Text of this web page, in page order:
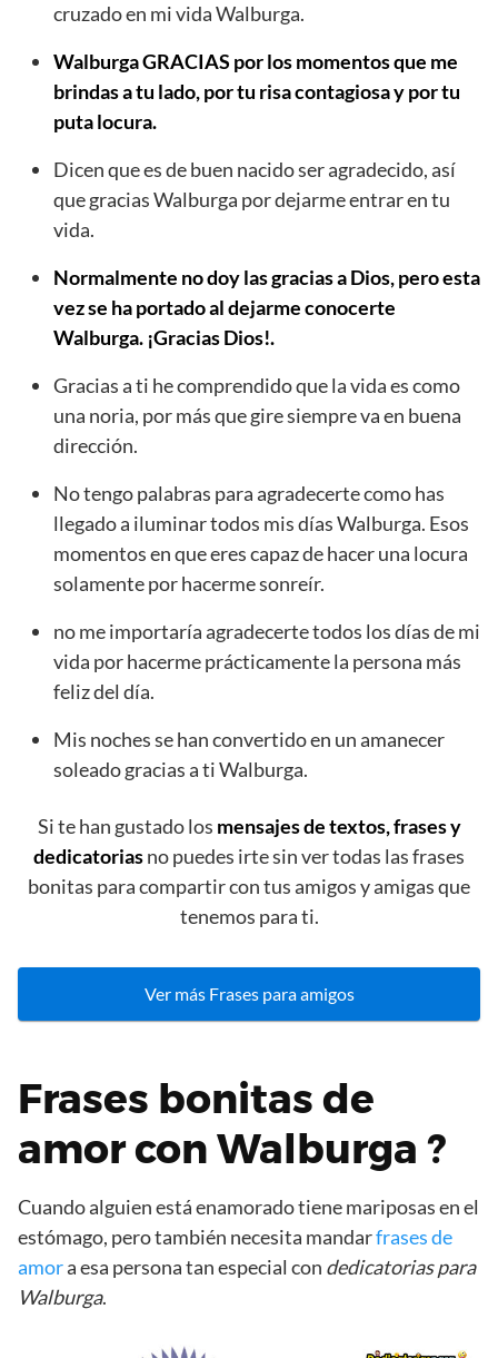
cruzado en mi vida Walburga.
Walburga GRACIAS por los momentos que me
brindas a tu lado, por tu risa contagiosa y por tu
puta locura.
Dicen que es de buen nacido ser agradecido, así
que gracias Walburga por dejarme entrar en tu
vida.
Normalmente no doy las gracias a Dios, pero esta
vez se ha portado al dejarme conocerte
Walburga. ¡Gracias Dios!.
Gracias a ti he comprendido que la vida es como
una noria, por más que gire siempre va en buena
dirección.
No tengo palabras para agradecerte como has
llegado a iluminar todos mis días Walburga. Esos
momentos en que eres capaz de hacer una locura
solamente por hacerme sonreír.
no me importaría agradecerte todos los días de mi
vida por hacerme prácticamente la persona más
feliz del día.
Mis noches se han convertido en un amanecer
soleado gracias a ti Walburga.
Si te han gustado los mensajes de textos, frases y
dedicatoriasno puedes irte sin ver todas las frases
bonitas para compartir con tus amigos y amigas que
tenemos para ti.
Ver más Frases para amigos
Frases bonitas de
amor con Walburga ?
Cuando alguien está enamorado tiene mariposas en el
estómago, pero también necesita mandarfrases de
amora esa persona tan especial con dedicatorias para
Walburga.